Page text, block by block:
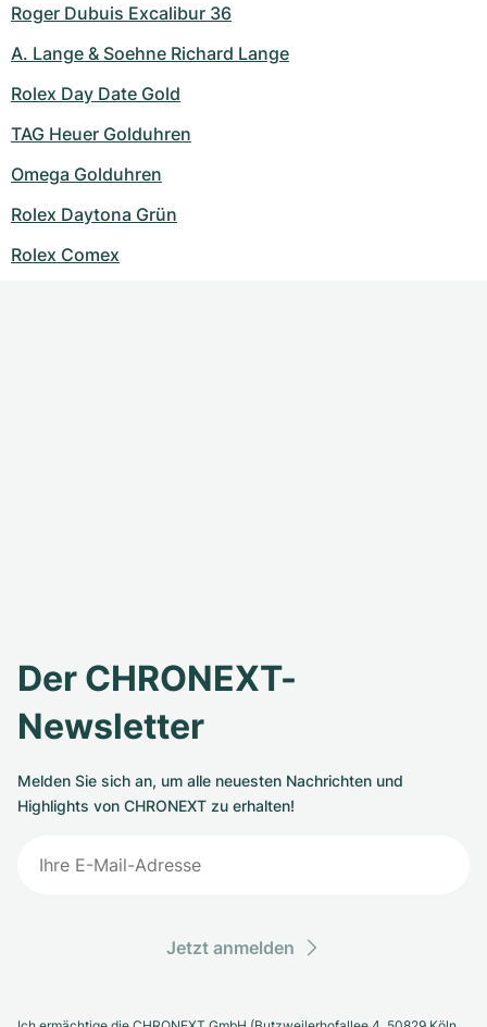
Roger Dubuis Excalibur 36
A. Lange & Soehne Richard Lange
Rolex Day Date Gold
TAG Heuer Golduhren
Omega Golduhren
Rolex Daytona Grün
Rolex Comex
Der CHRONEXT-
Newsletter
Melden Sie sich an, um alle neuesten Nachrichten und
Highlights von CHRONEXT zu erhalten!
Jetzt anmelden